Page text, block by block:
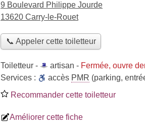
9 Boulevard Philippe Jourde
13620 Carry-le-Rouet
📞 Appeler cette toiletteur
Toiletteur - artisan - Fermée, ouvre
Services :
accès PMR (parking,
Recommander cette toiletteur
Améliorer cette fiche